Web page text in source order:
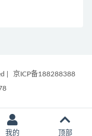
京ICP备188288388
我的 顶部